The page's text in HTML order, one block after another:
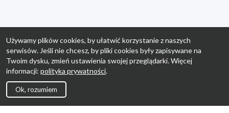
Używamy plików cookies, by ułatwić korzystanie z naszych
serwisów. Jeśli nie chcesz, by pliki cookies były zapisywane na
Twoim dysku, zmień ustawienia swojej przeglądarki. Więcej
informacji: polityka prywatności.
Ok, rozumiem